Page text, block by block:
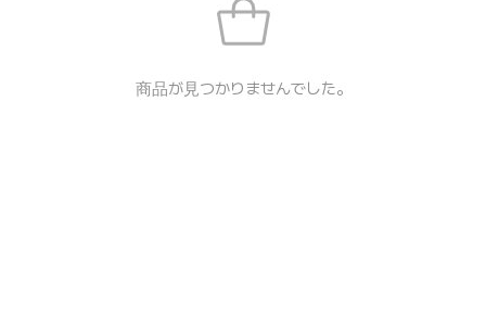
商品が見つかりませんでした。